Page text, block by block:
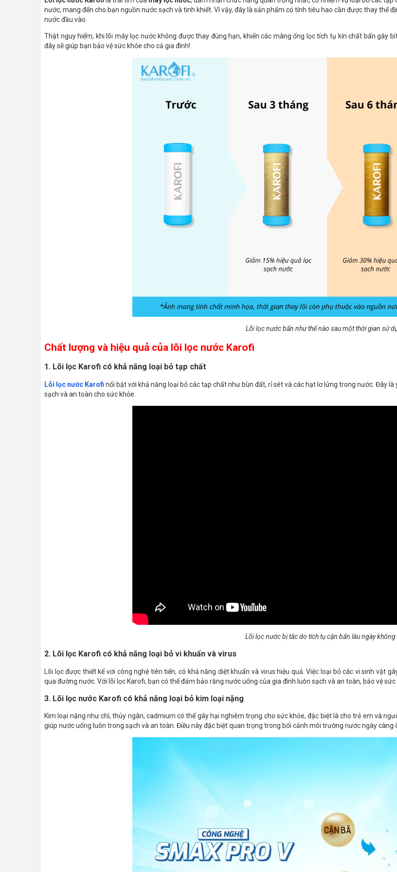
nước, mang đến cho bạn nguồn nước sạch và tinh khiết. Vì vậy, đây là sản phẩm có tính tiêu hao cần được thay thế
nước đầu vào.
Thật nguy hiểm, khi lõi máy lọc nước không được thay đúng hạn, khiến các màng ống lọc tích tụ kín chất bẩn gây
đây sẽ giúp bạn bảo vệ sức khỏe cho cả gia đình!
Lõi lọc nước bẩn như thế nào sau một thời gian sử
Chất lượng và hiệu quả của lõi lọc nước Karofi
1. Lõi lọc Karofi có khả năng loại bỏ tạp chất
Lõi lọc nước Karofi nổi bật với khả năng loại bỏ các tạp chất như bùn đất, rỉ sét và các hạt lơ lửng trong nước. Đây
sạch và an toàn cho sức khỏe.
Lõi lọc nước bị tắc do tích tụ cặn bẩn lâu ngày không
2. Lõi lọc Karofi có khả năng loại bỏ vi khuẩn và virus
Lõi lọc được thiết kế với công nghệ tiên tiến, có khả năng diệt khuẩn và virus hiệu quả. Việc loại bỏ các vi sinh vật
qua đường nước. Với lõi lọc Karofi, bạn có thể đảm bảo rằng nước uống của gia đình luôn sạch và an toàn, bảo vệ
3. Lõi lọc nước Karofi có khả năng loại bỏ kim loại nặng
Kim loại nặng như chì, thủy ngân, cadmium có thể gây hại nghiêm trọng cho sức khỏe, đặc biệt là cho trẻ em và
giúp nước uống luôn trong sạch và an toàn. Điều này đặc biệt quan trọng trong bối cảnh môi trường nước ngày